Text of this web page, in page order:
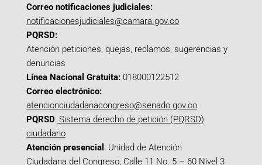
Correo notificaciones judiciales:
notificacionesjudiciales@camara.gov.co
PQRSD:
Atención peticiones, quejas, reclamos, sugerencias y
denuncias
Línea Nacional Gratuita: 018000122512
Correo electrónico:
atencionciudadanacongreso@senado.gov.co
PQRSD: Sistema derecho de petición (PQRSD)
ciudadano
Atención presencial : Unidad de Atención
Ciudadana del Congreso, Calle 11 No. 5 – 60 Nivel 3